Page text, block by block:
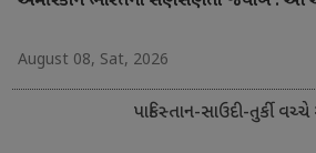
August 08, Sat, 2026
પાકિસ્તાન-સાઉદી-તુર્કી